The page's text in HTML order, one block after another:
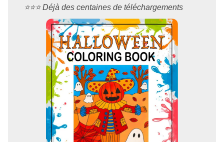
⭐️⭐️⭐️ Déjà des centaines de téléchargements